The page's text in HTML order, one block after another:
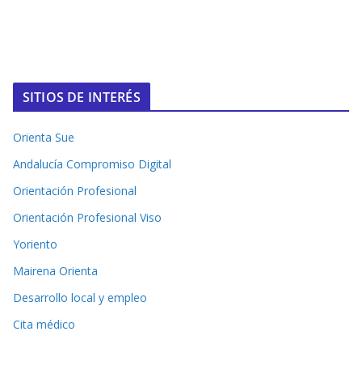
SITIOS DE INTERÉS
Orienta Sue
Andalucía Compromiso Digital
Orientación Profesional
Orientación Profesional Viso
Yoriento
Mairena Orienta
Desarrollo local y empleo
Cita médico